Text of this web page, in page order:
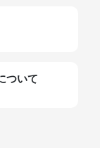
ついて